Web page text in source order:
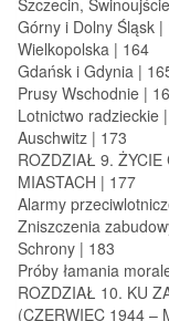
Górny i Dolny Śląsk |
Wielkopolska | 164
Gdańsk i Gdynia |
Prusy Wschodnie |
Lotnictwo radzieckie
Auschwitz | 173
ROZDZIAŁ 9. ŻYCIE
MIASTACH | 177
Alarmy
Zniszczenia
Schrony | 183
Próby łamania
ROZDZIAŁ 10. KU
(CZERWIEC 1944 –